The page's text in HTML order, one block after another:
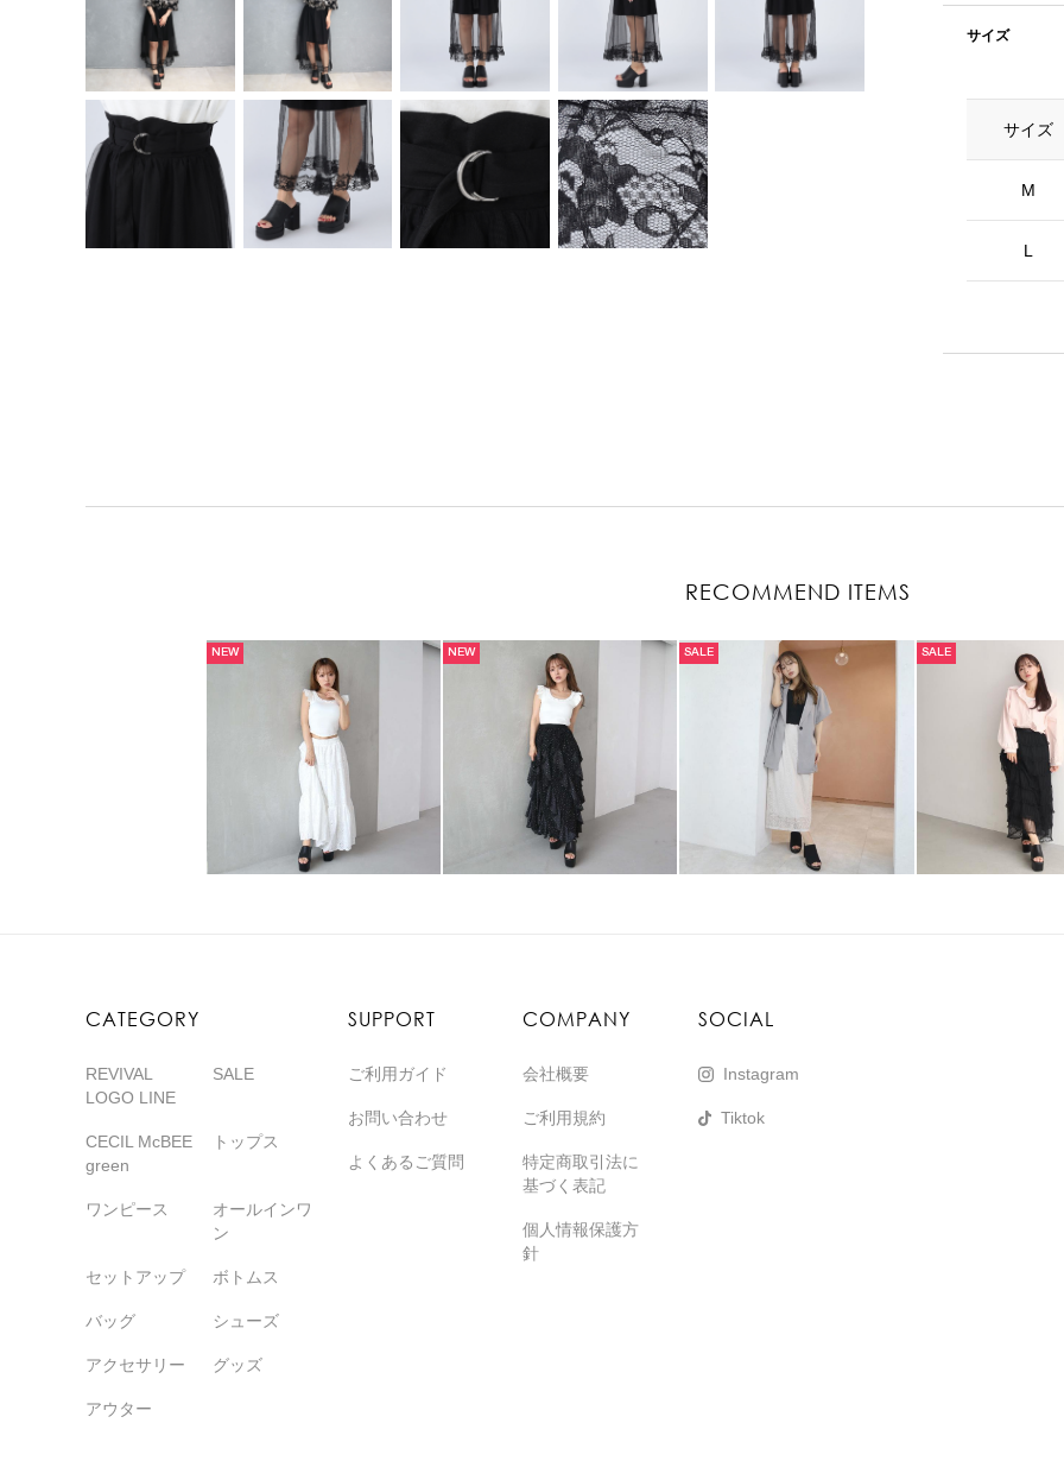
サイズ
サイズ
M
L
RECOMMEND ITEMS
NEW NEW SALE SALE
CATEGORY
REVIVAL
LOGO LINE
SALE
CECIL McBEE
green
トップス
ワンピース
オールインワ
ン
セットアップ ボトムス
バッグ シューズ
アクセサリー グッズ
アウター
SUPPORT
ご利用ガイド
お問い合わせ
よくあるご質問
COMPANY
会社概要
ご利用規約
特定商取引法に
基づく表記
個人情報保護方
針
SOCIAL
Instagram
Tiktok